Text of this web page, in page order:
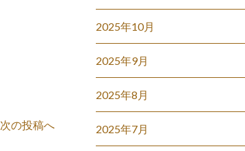
次の投稿へ
2025年10月
2025年9月
2025年8月
2025年7月